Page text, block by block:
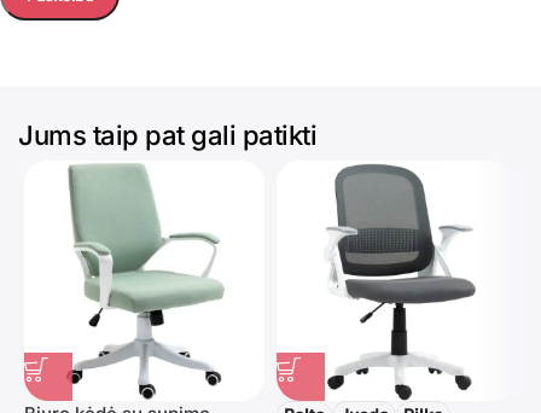
Jums taip pat gali patikti